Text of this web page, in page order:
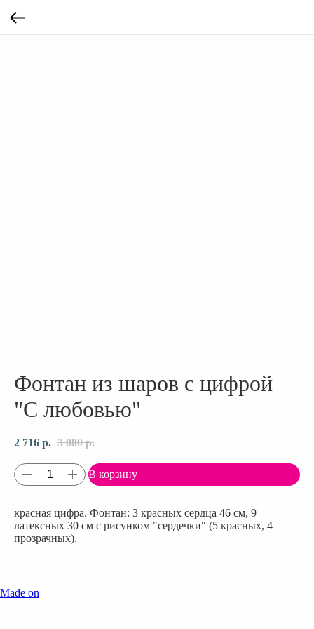
Фонтан из шаров с цифрой
"С любовью"
2 716 р. 3 880 р.
В корзину
красная цифра. Фонтан: 3 красных сердца 46 см, 9
латексных 30 см с рисунком "сердечки" (5 красных, 4
прозрачных).
Made on